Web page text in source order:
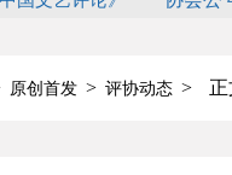
原创首发 > 评协动态 > 正